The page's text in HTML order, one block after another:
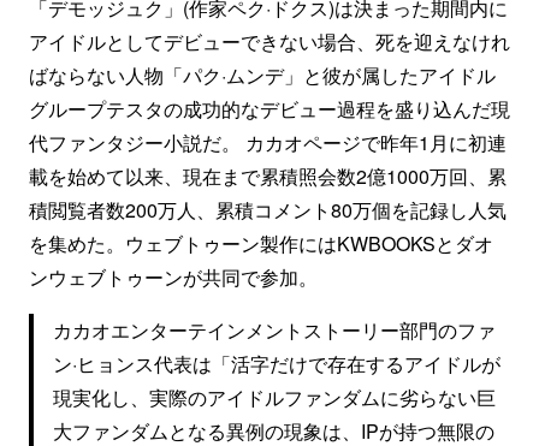
「デモッジュク」(作家ペク·ドクス)は決まった期間内に
アイドルとしてデビューできない場合、死を迎えなけれ
ばならない人物「パク·ムンデ」と彼が属したアイドル
グループテスタの成功的なデビュー過程を盛り込んだ現
代ファンタジー小説だ。 カカオページで昨年1月に初連
載を始めて以来、現在まで累積照会数2億1000万回、累
積閲覧者数200万人、累積コメント80万個を記録し人気
を集めた。ウェブトゥーン製作にはKWBOOKSとダオ
ンウェブトゥーンが共同で参加。
カカオエンターテインメントストーリー部門のファ
ン·ヒョンス代表は「活字だけで存在するアイドルが
現実化し、実際のアイドルファンダムに劣らない巨
大ファンダムとなる異例の現象は、IPが持つ無限の